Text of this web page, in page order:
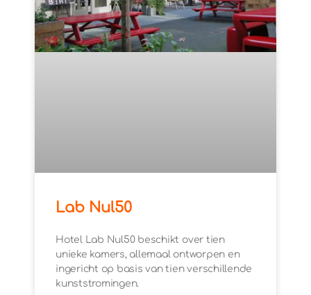
Lab Nul50
Hotel Lab Nul50 beschikt over tien
unieke kamers, allemaal ontworpen en
ingericht op basis van tien verschillende
kunststromingen.